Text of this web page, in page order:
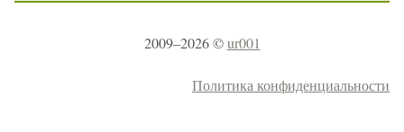
2009–2026 ©ur001
Политика конфиденциальности